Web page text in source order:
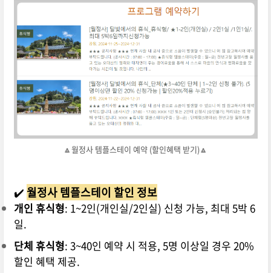
🔼월정사 템플스테이 예약 (할인혜택 받기)🔼
✔️ 월정사 템플스테이 할인 정보
개인 휴식형: 1~2인(개인실/2인실) 신청 가능, 최대 5박 6
일.
단체 휴식형: 3~40인 예약 시 적용, 5명 이상일 경우 20%
할인 혜택 제공.